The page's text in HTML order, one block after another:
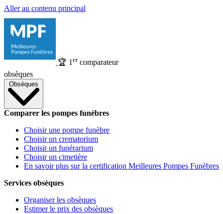
Aller au contenu principal
🏆 1 ercomparateur
obsèques
Obsèques
Comparer les pompes funèbres
Choisir une pompe funèbre
Choisir un crematorium
Choisir un funérarium
Choisir un cimetière
En savoir plus sur la certification Meilleures Pompes Funèbres
Services obsèques
Organiser les obsèques
Estimer le prix des obsèques